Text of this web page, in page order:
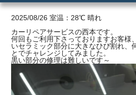
ご利用の流れ
価格
2025/08/26 室温：28℃ 晴れ
カーリペアサービスの西本です。
何回もご利用下さっておりますお客様
いセラミック部分に大きなひび割れ、
とでチャレンジしてみました。
黒い部分の修理は難しいです～